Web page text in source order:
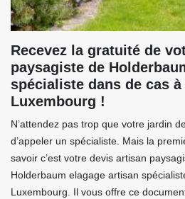
Recevez la gratuité de
paysagiste de
spécialiste dans de cas à
Luxembourg !
N’attendez pas trop que votre jardin
d’appeler un spécialiste. Mais la
savoir c’est votre devis artisan
Holderbaum elagage artisan
Luxembourg. Il vous offre ce